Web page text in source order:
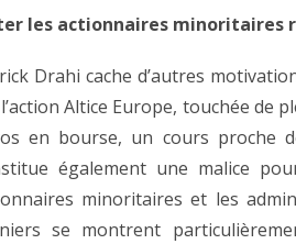
les actionnaires minoritaires
Drahi cache d’autres
Altice Europe, touchée de
en bourse, un cours proche
également une malice
minoritaires et les
se montrent